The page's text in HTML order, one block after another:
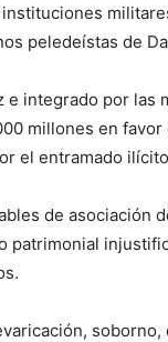
peledeístas de
integrado por las
millones en favor
el entramado
de asociación
patrimonial
soborno,